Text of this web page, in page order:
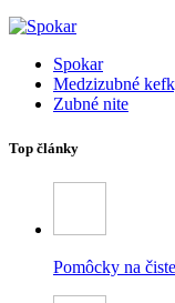
Spokar
Medzizubné
Zubné nite
Top články
Pomôcky na